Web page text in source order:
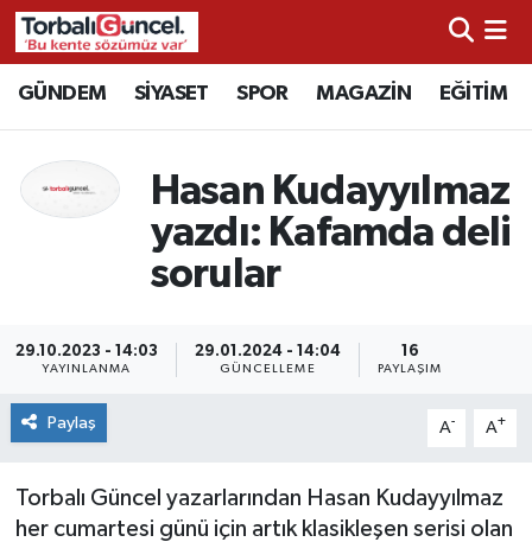
GÜNDEM SİYASET SPOR MAGAZİN EĞİTİM
Hasan Kudayyılmaz
yazdı: Kafamda deli
sorular
29.10.2023 - 14:03
YAYINLANMA
29.01.2024 - 14:04
GÜNCELLEME
16
PAYLAŞIM
Paylaş A- A+
Torbalı Güncel yazarlarından Hasan Kudayyılmaz
her cumartesi günü için artık klasikleşen serisi olan
İzmir Nöbetçi Eczaneler
İzmir Namaz Vakitleri
İzmir Trafik Yoğunluk Haritası
Haber Arşivi